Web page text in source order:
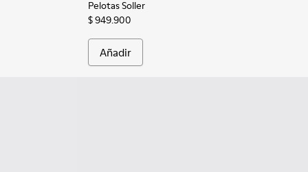
Pelotas Soller
$ 949.900
Añadir